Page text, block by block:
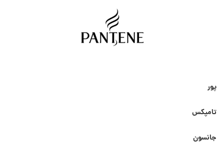
پور
تامپکس
جانسون